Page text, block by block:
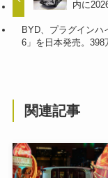
内に
BYD、プラグインハ
6」を日本発売。398
関連記事